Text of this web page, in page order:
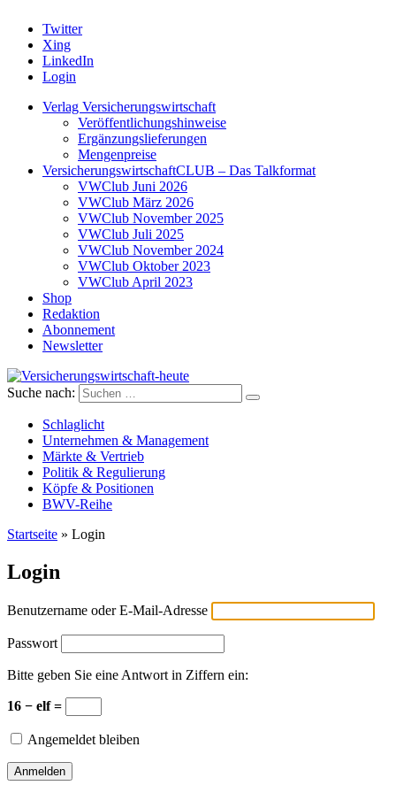
Twitter
Xing
LinkedIn
Login
Verlag Versicherungswirtschaft
Veröffentlichungshinweise
Ergänzungslieferungen
Mengenpreise
VersicherungswirtschaftCLUB – Das Talkformat
VWClub Juni 2026
VWClub März 2026
VWClub November 2025
VWClub Juli 2025
VWClub November 2024
VWClub Oktober 2023
VWClub April 2023
Shop
Redaktion
Abonnement
Newsletter
Versicherungswirtschaft-heute
Suche nach:
Schlaglicht
Unternehmen & Management
Märkte & Vertrieb
Politik & Regulierung
Köpfe & Positionen
BWV-Reihe
Startseite » Login
Login
Benutzername oder E-Mail-Adresse
Passwort
Bitte geben Sie eine Antwort in Ziffern ein:
16 − elf =
Angemeldet bleiben